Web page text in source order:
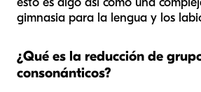
gimnasia para la lengua y los
¿Qué es la reducción de
consonánticos?